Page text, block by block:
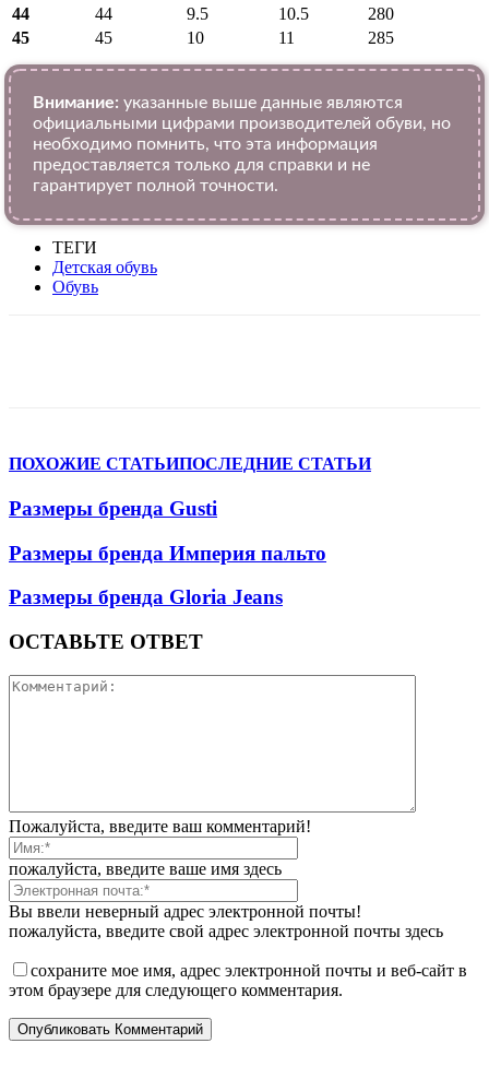
44
44 9.5 10.5
280
45
45 10 11 285
Внимание: указанные выше данные являются
официальными цифрами производителей обуви, но
необходимо помнить, что эта информация
предоставляется только для справки и не
гарантирует полной точности.
ТЕГИ
Детская обувь
Обувь
ПОХОЖИЕ СТАТЬИПОСЛЕДНИЕ СТАТЬИ
Размеры бренда Gusti
Размеры бренда Империя пальто
Размеры бренда Gloria Jeans
ОСТАВЬТЕ ОТВЕТ
Пожалуйста, введите ваш комментарий!
пожалуйста, введите ваше имя здесь
Вы ввели неверный адрес электронной почты!
пожалуйста, введите свой адрес электронной почты здесь
сохраните мое имя, адрес электронной почты и веб-сайт в
этом браузере для следующего комментария.